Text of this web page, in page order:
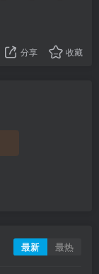
分享 收藏
最新 最热